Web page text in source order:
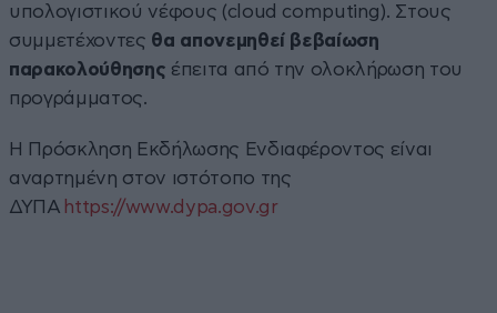
υπολογιστικού νέφους (cloud computing). Στους
συμμετέχοντες θα απονεμηθεί βεβαίωση
παρακολούθησης έπειτα από την ολοκλήρωση του
προγράμματος.
Η Πρόσκληση Εκδήλωσης Ενδιαφέροντος είναι
αναρτημένη στον ιστότοπο της
ΔΥΠΑ https://www.dypa.gov.gr